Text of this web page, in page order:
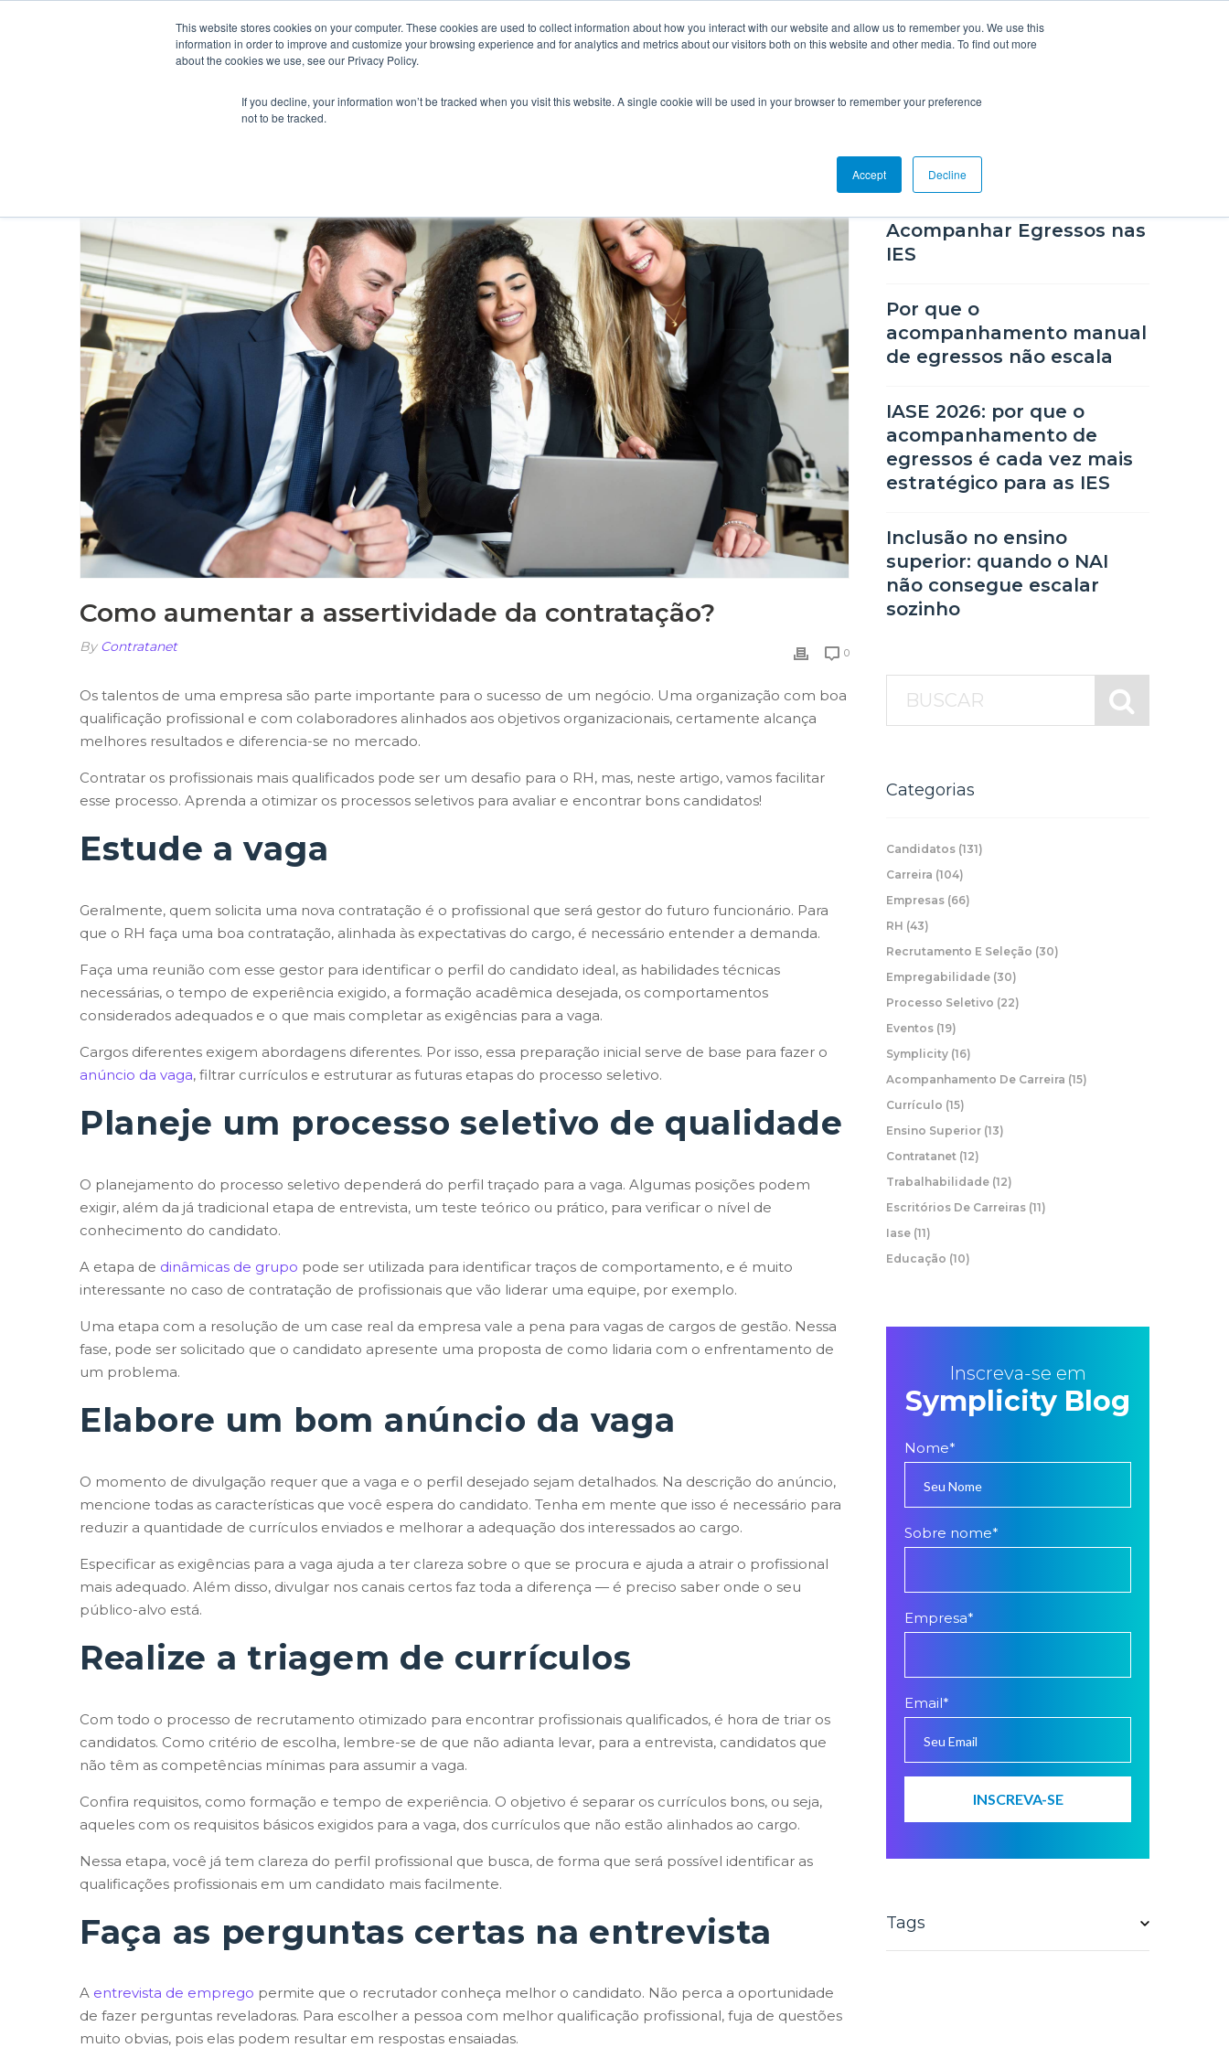
This website stores cookies on your computer. These cookies are used to collect information about how you interact with our website and allow us to remember you. We use this
information in order to improve and customize your browsing experience and for analytics and metrics about our visitors both on this website and other media. To find out more
about the cookies we use, see our Privacy Policy.
If you decline, your information won’t be tracked when you visit this website. A single cookie will be used in your browser to remember your preference
not to be tracked.
Accept Decline
Home Sobre Soluções Empresas Conteúdo Suporte Fale Conosco
Como aumentar a assertividade da contratação?
By Contratanet 0
Os talentos de uma empresa são parte importante para o sucesso de um negócio. Uma organização com boa
qualificação profissional e com colaboradores alinhados aos objetivos organizacionais, certamente alcança
melhores resultados e diferencia-se no mercado.
Contratar os profissionais mais qualificados pode ser um desafio para o RH, mas, neste artigo, vamos facilitar
esse processo. Aprenda a otimizar os processos seletivos para avaliar e encontrar bons candidatos!
Estude a vaga
Geralmente, quem solicita uma nova contratação é o profissional que será gestor do futuro funcionário. Para
que o RH faça uma boa contratação, alinhada às expectativas do cargo, é necessário entender a demanda.
Faça uma reunião com esse gestor para identificar o perfil do candidato ideal, as habilidades técnicas
necessárias, o tempo de experiência exigido, a formação acadêmica desejada, os comportamentos
considerados adequados e o que mais completar as exigências para a vaga.
Cargos diferentes exigem abordagens diferentes. Por isso, essa preparação inicial serve de base para fazer o
anúncio da vaga, filtrar currículos e estruturar as futuras etapas do processo seletivo.
Planeje um processo seletivo de qualidade
O planejamento do processo seletivo dependerá do perfil traçado para a vaga. Algumas posições podem
exigir, além da já tradicional etapa de entrevista, um teste teórico ou prático, para verificar o nível de
conhecimento do candidato.
A etapa de dinâmicas de grupo pode ser utilizada para identificar traços de comportamento, e é muito
interessante no caso de contratação de profissionais que vão liderar uma equipe, por exemplo.
Uma etapa com a resolução de um case real da empresa vale a pena para vagas de cargos de gestão. Nessa
fase, pode ser solicitado que o candidato apresente uma proposta de como lidaria com o enfrentamento de
um problema.
Elabore um bom anúncio da vaga
O momento de divulgação requer que a vaga e o perfil desejado sejam detalhados. Na descrição do anúncio,
mencione todas as características que você espera do candidato. Tenha em mente que isso é necessário para
reduzir a quantidade de currículos enviados e melhorar a adequação dos interessados ao cargo.
Especificar as exigências para a vaga ajuda a ter clareza sobre o que se procura e ajuda a atrair o profissional
mais adequado. Além disso, divulgar nos canais certos faz toda a diferença — é preciso saber onde o seu
público-alvo está.
Realize a triagem de currículos
Com todo o processo de recrutamento otimizado para encontrar profissionais qualificados, é hora de triar os
candidatos. Como critério de escolha, lembre-se de que não adianta levar, para a entrevista, candidatos que
não têm as competências mínimas para assumir a vaga.
Confira requisitos, como formação e tempo de experiência. O objetivo é separar os currículos bons, ou seja,
aqueles com os requisitos básicos exigidos para a vaga, dos currículos que não estão alinhados ao cargo.
Nessa etapa, você já tem clareza do perfil profissional que busca, de forma que será possível identificar as
qualificações profissionais em um candidato mais facilmente.
Faça as perguntas certas na entrevista
A entrevista de emprego permite que o recrutador conheça melhor o candidato. Não perca a oportunidade
de fazer perguntas reveladoras. Para escolher a pessoa com melhor qualificação profissional, fuja de questões
muito obvias, pois elas podem resultar em respostas ensaiadas.
Acompanhar Egressos nas
IES
Por que o
acompanhamento manual
de egressos não escala
IASE 2026: por que o
acompanhamento de
egressos é cada vez mais
estratégico para as IES
Inclusão no ensino
superior: quando o NAI
não consegue escalar
sozinho
Categorias
Candidatos (131)
Carreira (104)
Empresas (66)
RH (43)
Recrutamento E Seleção (30)
Empregabilidade (30)
Processo Seletivo (22)
Eventos (19)
Symplicity (16)
Acompanhamento De Carreira (15)
Currículo (15)
Ensino Superior (13)
Contratanet (12)
Trabalhabilidade (12)
Escritórios De Carreiras (11)
Iase (11)
Educação (10)
Inscreva-se em
Symplicity Blog
Nome*
Sobre nome*
Empresa*
Email*
Tags